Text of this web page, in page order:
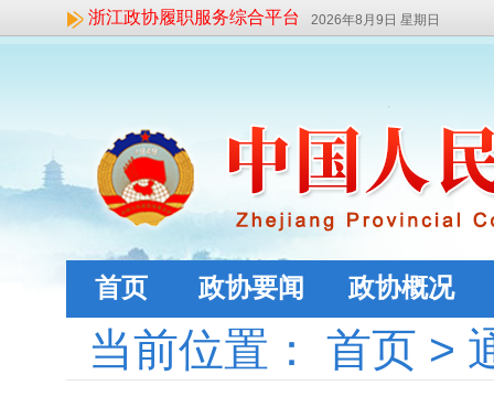
浙江政协履职服务综合平台 2026年8月9日 星期日
首页 政协要闻 政协概况
当前位置： 首页 >